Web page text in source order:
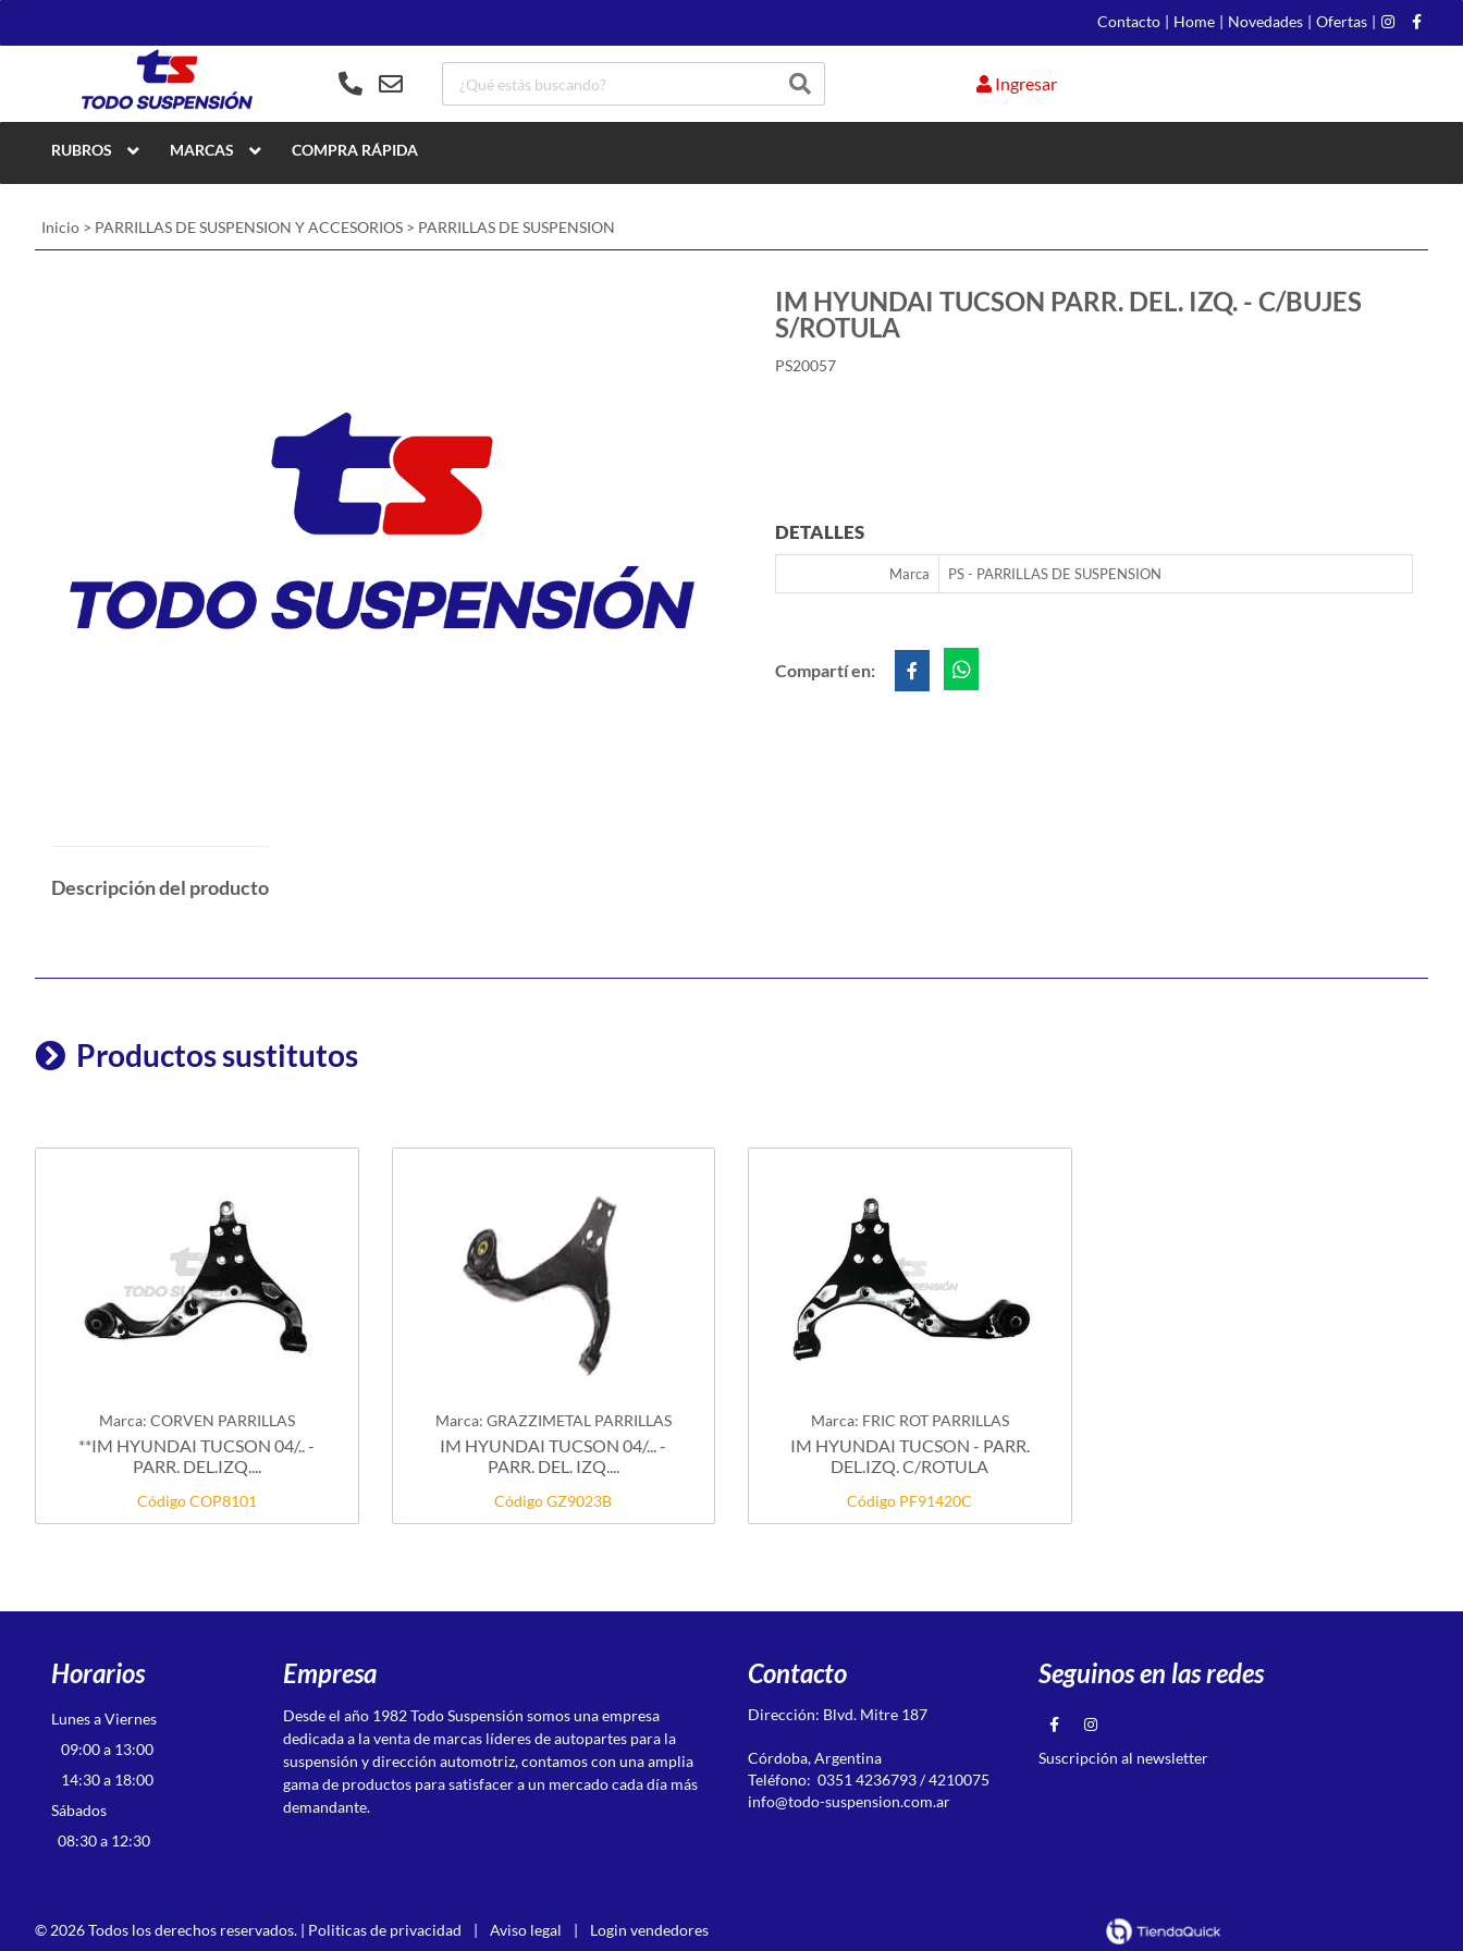
Contacto | Home | Novedades | Ofertas |
Ingresar
RUBROS MARCAS COMPRA RÁPIDA
Inicio > PARRILLAS DE SUSPENSION Y ACCESORIOS > PARRILLAS DE SUSPENSION
IM HYUNDAI TUCSON PARR. DEL. IZQ. - C/BUJES
S/ROTULA
PS20057
DETALLES
Marca PS - PARRILLAS DE SUSPENSION
Compartí en:
Descripción del producto
Productos sustitutos
Marca: CORVEN PARRILLAS
**IM HYUNDAI TUCSON 04/.. -
PARR. DEL.IZQ....
Código COP8101
Marca: GRAZZIMETAL PARRILLAS
IM HYUNDAI TUCSON 04/... -
PARR. DEL. IZQ....
Código GZ9023B
Marca: FRIC ROT PARRILLAS
IM HYUNDAI TUCSON - PARR.
DEL.IZQ. C/ROTULA
Código PF91420C
Horarios
Lunes a Viernes
09:00 a 13:00
14:30 a 18:00
Sábados
08:30 a 12:30
Empresa
Desde el año 1982 Todo Suspensión somos una empresa
dedicada a la venta de marcas líderes de autopartes para la
suspensión y dirección automotriz, contamos con una amplia
gama de productos para satisfacer a un mercado cada día más
demandante.
Contacto
Dirección: Blvd. Mitre 187
Córdoba, Argentina
Teléfono: 0351 4236793 / 4210075
info@todo-suspension.com.ar
Seguinos en las redes
Suscripción al newsletter
© 2026 Todos los derechos reservados. | Politicas de privacidad | Aviso legal | Login vendedores